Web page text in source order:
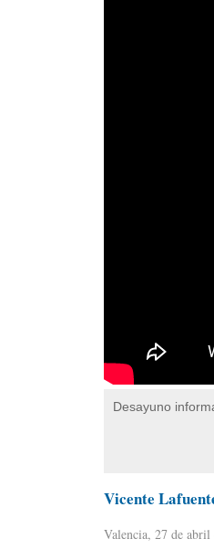
Desayuno
Vicente
Valencia, 27 de abril